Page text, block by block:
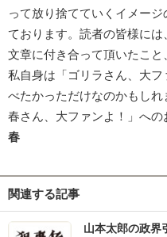
って放り捨てていくイメー
ております。読者の皆様に
文章に付き合って頂いたこ
私自身は「ゴリラさん、大
べたかっただけなのかもし
春さん、大ファンよ！」へ
春
関連する記事
山本太郎の政界